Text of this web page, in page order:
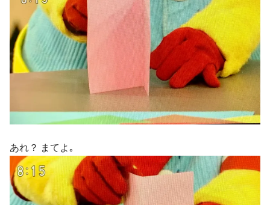
あれ？ まてよ｡